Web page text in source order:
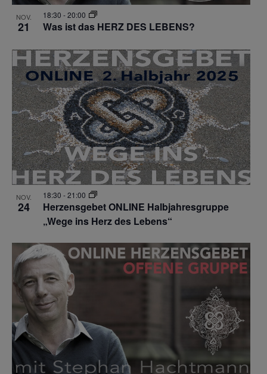
NOV.
21 Was ist das HERZ DES LEBENS?
18:30 -20:00
NOV.
24
Herzensgebet ONLINE Halbjahresgruppe
„Wege ins Herz des Lebens“
18:30 -21:00